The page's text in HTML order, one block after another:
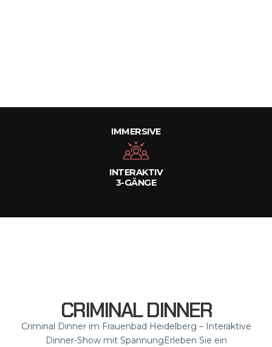
IMMERSIVE
INTERAKTIV
3-GÄNGE
CRIMINAL DINNER
Criminal Dinner im Frauenbad Heidelberg – Interaktive
Dinner-Show mit SpannungErleben Sie ein